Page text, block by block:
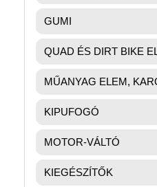
GUMI
QUAD ÉS DIRT BIKE
MŰANYAG ELEM,
KIPUFOGÓ
MOTOR-VÁLTÓ
KIEGÉSZÍTŐK